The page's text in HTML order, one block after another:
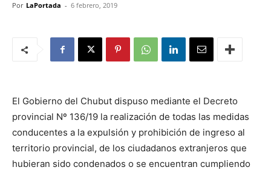
Por LaPortada - 6 febrero, 2019
El Gobierno del Chubut dispuso mediante el Decreto
provincial Nº 136/19 la realización de todas las medidas
conducentes a la expulsión y prohibición de ingreso al
territorio provincial, de los ciudadanos extranjeros que
hubieran sido condenados o se encuentran cumpliendo